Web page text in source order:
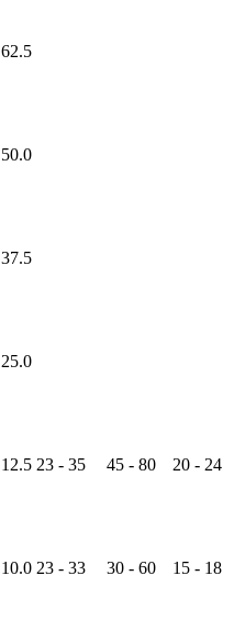
62.5
50.0
37.5
25.0
12.5 23 - 35 45 - 80 20 - 24
10.0 23 - 33 30 - 60 15 - 18